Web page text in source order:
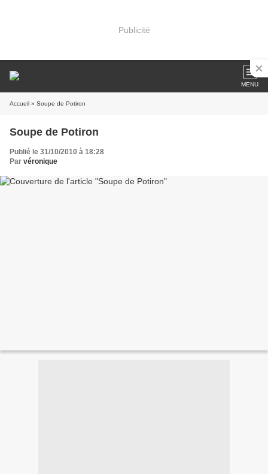
Publicité
MENU
Accueil » Soupe de Potiron
Soupe de Potiron
Publié le 31/10/2010 à 18:28
Par véronique